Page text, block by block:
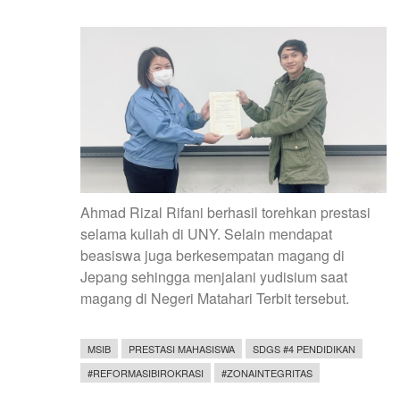
Ahmad Rizal Rifani berhasil torehkan prestasi
selama kuliah di UNY. Selain mendapat
beasiswa juga berkesempatan magang di
Jepang sehingga menjalani yudisium saat
magang di Negeri Matahari Terbit tersebut.
MSIB PRESTASI MAHASISWA
SDGS #4 PENDIDIKAN
#REFORMASIBIROKRASI
#ZONAINTEGRITAS